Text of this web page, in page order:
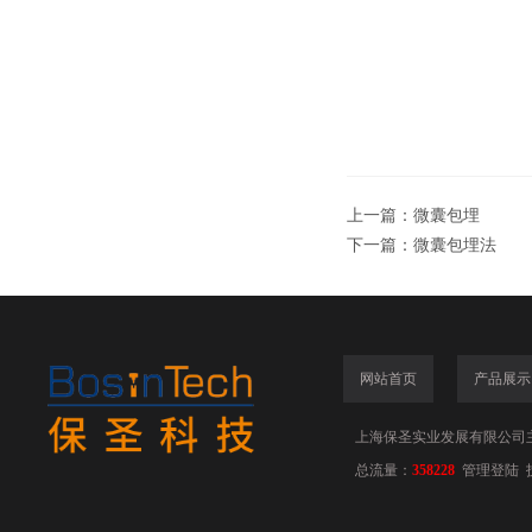
上一篇： 微囊包埋
下一篇： 微囊包埋法
网站首页 产品展示
上海保圣实业发展有限公司
总流量： 358228 管理登陆